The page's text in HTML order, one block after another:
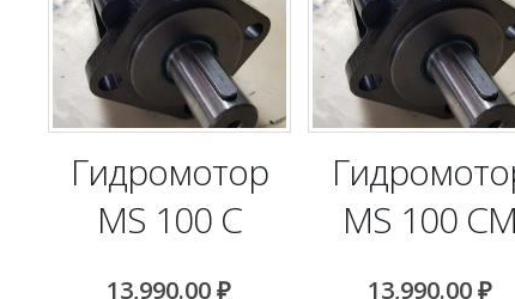
Гидромотор
MS 100 C
13,990.00₽
MS 100 CM
13,990.00₽